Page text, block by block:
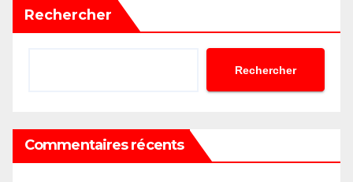
Rechercher
Rechercher
Commentaires récents